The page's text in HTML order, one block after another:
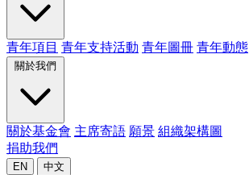
青年項目 青年支持活動 青年圖冊 青年動態
關於基金會 主席寄語 願景 組織架構圖
捐助我們
EN 中文